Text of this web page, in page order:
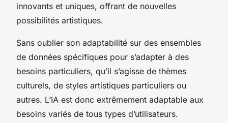
innovants et uniques, offrant de nouvelles
possibilités artistiques.
Sans oublier son adaptabilité sur des ensembles
de données spécifiques pour s’adapter à des
besoins particuliers, qu’il s’agisse de thèmes
culturels, de styles artistiques particuliers ou
autres. L’IA est donc extrêmement adaptable aux
besoins variés de tous types d’utilisateurs.